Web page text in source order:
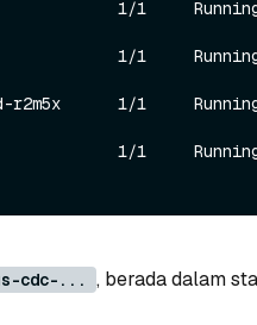
1/1
1/1
r2m5x      1/1
1/1
cdc-...
, berada dalam